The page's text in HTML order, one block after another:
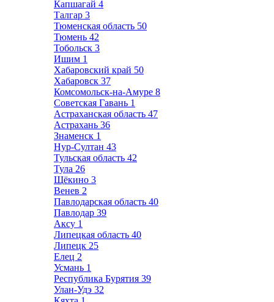
Капшагай 4
Талгар 3
Тюменская область 50
Тюмень 42
Тобольск 3
Ишим 1
Хабаровский край 50
Хабаровск 37
Комсомольск-на-Амуре 8
Советская Гавань 1
Астраханская область 47
Астрахань 36
Знаменск 1
Нур-Султан 43
Тульская область 42
Тула 26
Щёкино 3
Венев 2
Павлодарская область 40
Павлодар 39
Аксу 1
Липецкая область 40
Липецк 25
Елец 2
Усмань 1
Республика Бурятия 39
Улан-Удэ 32